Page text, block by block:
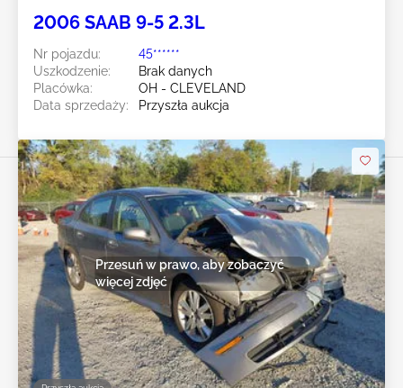
2006 SAAB 9-5 2.3L
Nr pojazdu:
45******
Uszkodzenie:
Brak danych
Placówka:
OH - CLEVELAND
Data sprzedaży:
Przyszła aukcja
Przesuń w prawo, aby zobaczyć
więcej zdjęć